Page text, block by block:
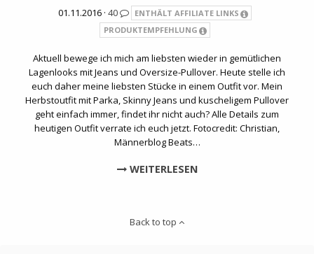
01.11.2016 · 40
ENTHÄLT AFFILIATE LINKS
PRODUKTEMPFEHLUNG
Aktuell bewege ich mich am liebsten wieder in gemütlichen
Lagenlooks mit Jeans und Oversize-Pullover. Heute stelle ich
euch daher meine liebsten Stücke in einem Outfit vor. Mein
Herbstoutfit mit Parka, Skinny Jeans und kuscheligem Pullover
geht einfach immer, findet ihr nicht auch? Alle Details zum
heutigen Outfit verrate ich euch jetzt. Fotocredit: Christian,
Männerblog Beats…
WEITERLESEN
Back to top